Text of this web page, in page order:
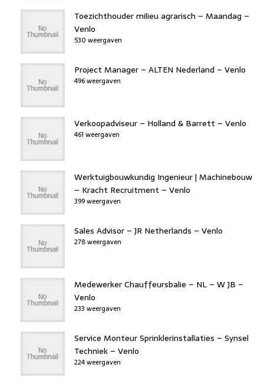
Toezichthouder milieu agrarisch – Maandag –
Venlo
530 weergaven
Project Manager – ALTEN Nederland – Venlo
496 weergaven
Verkoopadviseur – Holland & Barrett – Venlo
461 weergaven
Werktuigbouwkundig Ingenieur | Machinebouw
– Kracht Recruitment – Venlo
399 weergaven
Sales Advisor – JR Netherlands – Venlo
278 weergaven
Medewerker Chauffeursbalie – NL – W JB –
Venlo
233 weergaven
Service Monteur Sprinklerinstallaties – Synsel
Techniek – Venlo
224 weergaven